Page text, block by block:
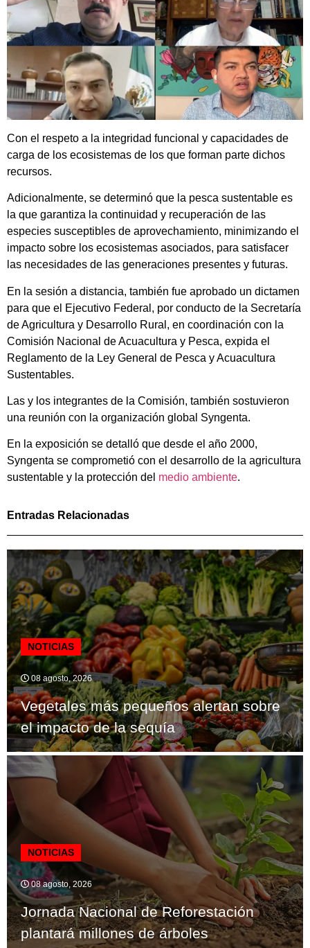
Con el respeto a la integridad funcional y capacidades de
carga de los ecosistemas de los que forman parte dichos
recursos.
Adicionalmente, se determinó que la pesca sustentable es
la que garantiza la continuidad y recuperación de las
especies susceptibles de aprovechamiento, minimizando el
impacto sobre los ecosistemas asociados, para satisfacer
las necesidades de las generaciones presentes y futuras.
En la sesión a distancia, también fue aprobado un dictamen
para que el Ejecutivo Federal, por conducto de la Secretaría
de Agricultura y Desarrollo Rural, en coordinación con la
Comisión Nacional de Acuacultura y Pesca, expida el
Reglamento de la Ley General de Pesca y Acuacultura
Sustentables.
Las y los integrantes de la Comisión, también sostuvieron
una reunión con la organización global Syngenta.
En la exposición se detalló que desde el año 2000,
Syngenta se comprometió con el desarrollo de la agricultura
sustentable y la protección del medio ambiente.
Entradas Relacionadas
NOTICIAS
08 agosto, 2026
Vegetales más pequeños alertan sobre
el impacto de la sequía
NOTICIAS
08 agosto, 2026
Jornada Nacional de Reforestación
plantará millones de árboles